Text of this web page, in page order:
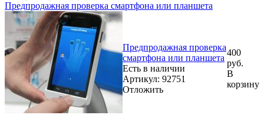
Предпродажная проверка смартфона или планшета
Предпродажная проверка
смартфона или планшета
Есть в наличии
Артикул: 92751
Отложить
400
руб.
В
корзину